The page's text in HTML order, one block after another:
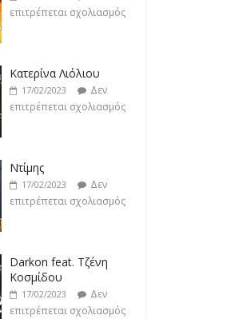
επιτρέπεται σχολιασμός
Κατερίνα Λιόλιου
17/02/2023
Δεν
επιτρέπεται σχολιασμός
Ντίμης
17/02/2023
Δεν
επιτρέπεται σχολιασμός
Darkon feat. Τζένη
Κοσμίδου
17/02/2023
Δεν
επιτρέπεται σχολιασμός